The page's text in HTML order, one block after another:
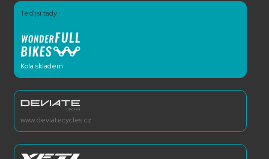
Teď jsi tady
Kola skladem
www.deviatecycles.cz